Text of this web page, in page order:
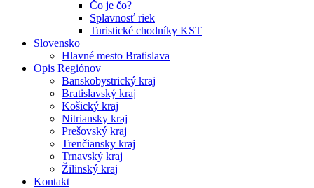
Čo je čo?
Splavnosť riek
Turistické chodníky KST
Slovensko
Hlavné mesto Bratislava
Opis Regiónov
Banskobystrický kraj
Bratislavský kraj
Košický kraj
Nitriansky kraj
Prešovský kraj
Trenčiansky kraj
Trnavský kraj
Žilinský kraj
Kontakt